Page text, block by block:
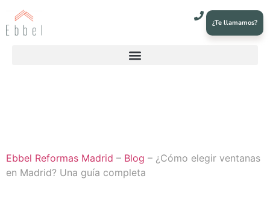
¿Te llamamos?
Ebbel Reformas Madrid – Blog – ¿Cómo elegir ventanas
en Madrid? Una guía completa